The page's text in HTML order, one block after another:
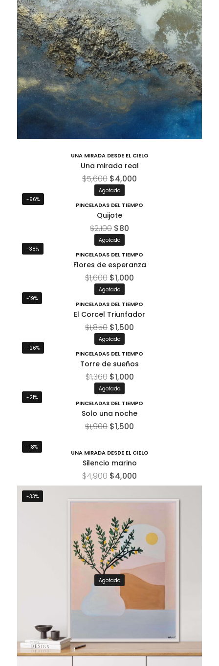
UNA MIRADA DESDE EL CIELO
Una mirada real
$5,600 $4,000
-96%
Agotado
PINCELADAS DEL TIEMPO
Quijote
$2,100 $80
-38%
Agotado
PINCELADAS DEL TIEMPO
Flores de esperanza
$1,600 $1,000
-19%
Agotado
PINCELADAS DEL TIEMPO
El Corcel Triunfador
$1,850 $1,500
-26%
Agotado
PINCELADAS DEL TIEMPO
Torre de sueños
$1,360 $1,000
-21%
Agotado
PINCELADAS DEL TIEMPO
Solo una noche
$1,900 $1,500
-18%
UNA MIRADA DESDE EL CIELO
Silencio marino
$4,900 $4,000
-33%
Agotado